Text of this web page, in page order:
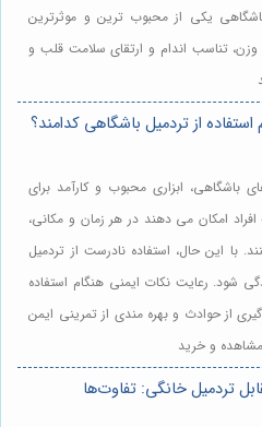
یکی از محبوب ترین و موثرترین
تناسب اندام و ارتقای سلامت قلب و
از تردمیل باشگاهی کدامند؟
باشگاهی، ابزاری محبوب و کارآمد برای
امکان می دهند در هر زمان و مکانی،
با این حال، استفاده نادرست از تردمیل
شود. رعایت نکات ایمنی هنگام استفاده
از حوادث و بهره مندی از تمرینی ایمن
و خرید
تردمیل خانگی: تفاوت‌ها